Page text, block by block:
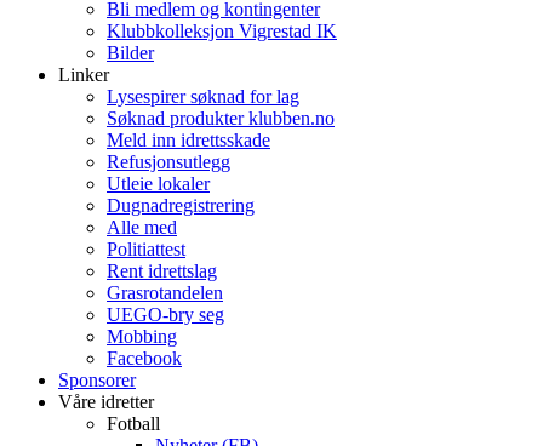
Bli medlem og kontingenter
Klubbkolleksjon Vigrestad IK
Bilder
Linker
Lysespirer søknad for lag
Søknad produkter klubben.no
Meld inn idrettsskade
Refusjonsutlegg
Utleie lokaler
Dugnadregistrering
Alle med
Politiattest
Rent idrettslag
Grasrotandelen
UEGO-bry seg
Mobbing
Facebook
Sponsorer
Våre idretter
Fotball